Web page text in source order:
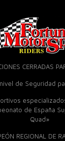
CERRADAS
de Seguridad
de España
Quad»
REGIONAL DE